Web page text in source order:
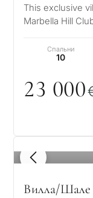
This exclusive
Marbella Hill
Спальни
10
23 000
1 / 8
Вилла/